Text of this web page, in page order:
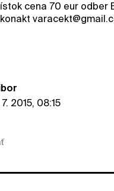
cena 70 eur odber
7. 2015, 08:15